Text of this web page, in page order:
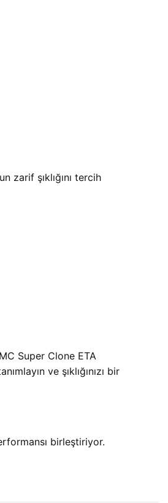
zarif şıklığını tercih
Super Clone ETA
ve şıklığınızı bir
birleştiriyor.